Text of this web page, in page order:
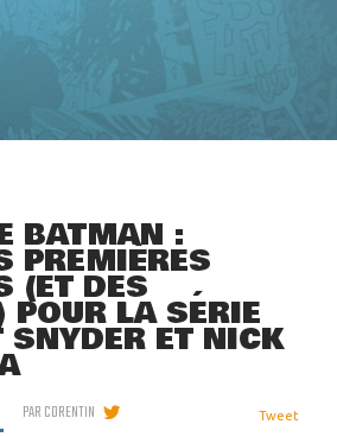
BATMAN :
PREMIÈRES
(ET DES
POUR LA SÉRIE
SNYDER ET NICK
PARCORENTIN Tweet